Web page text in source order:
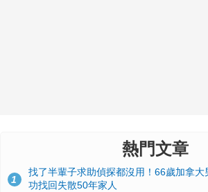
熱門文章
1
找了半輩子求助偵探都沒用！66歲加拿
功找回失散50年家人